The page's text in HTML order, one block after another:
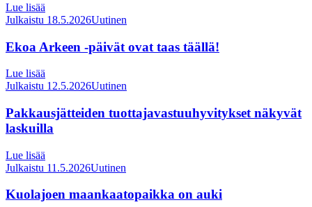
Lue lisää
Julkaistu 18.5.2026Uutinen
Ekoa Arkeen -päivät ovat taas täällä!
Lue lisää
Julkaistu 12.5.2026Uutinen
Pakkausjätteiden tuottajavastuuhyvitykset näkyvät
laskuilla
Lue lisää
Julkaistu 11.5.2026Uutinen
Kuolajoen maankaatopaikka on auki